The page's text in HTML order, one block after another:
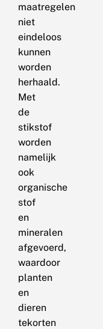
maatregelen
niet
eindeloos
kunnen
worden
herhaald.
Met
de
stikstof
worden
namelijk
ook
organische
stof
en
mineralen
afgevoerd,
waardoor
planten
en
dieren
tekorten